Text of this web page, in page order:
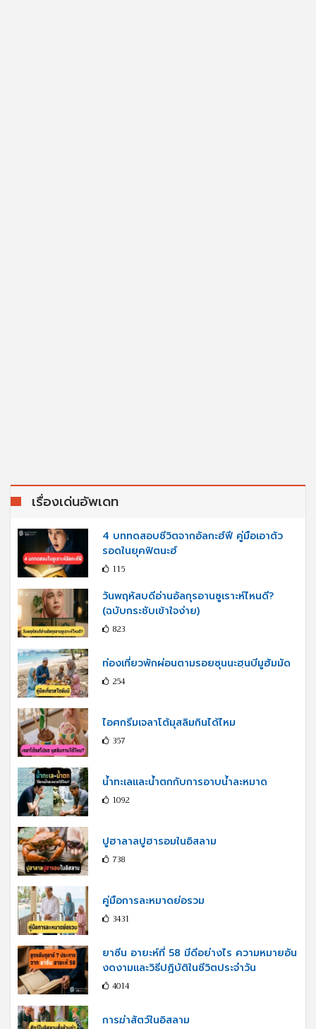
เรื่องเด่นอัพเดท
4 บททดสอบชีวิตจากอัลกะฮ์ฟี คู่มือเอาตัว
รอดในยุคฟิตนะฮ์
115
วันพฤหัสบดีอ่านอัลกุรอานซูเราะห์ไหนดี?
(ฉบับกระชับเข้าใจง่าย)
823
ท่องเที่ยวพักผ่อนตามรอยซุนนะฮฺนบีมูฮัมมัด
254
ไอศกรีมเจลาโต้มุสลิมกินได้ไหม
357
น้ำทะเลและน้ำตกกับการอาบน้ำละหมาด
1092
ปูฮาลาลปูฮารอมในอิสลาม
738
คู่มือการละหมาดย่อรวม
3431
ยาซีน อายะห์ที่ 58 มีดีอย่างไร ความหมายอัน
งดงามและวิธีปฏิบัติในชีวิตประจำวัน
4014
การฆ่าสัตว์ในอิสลาม